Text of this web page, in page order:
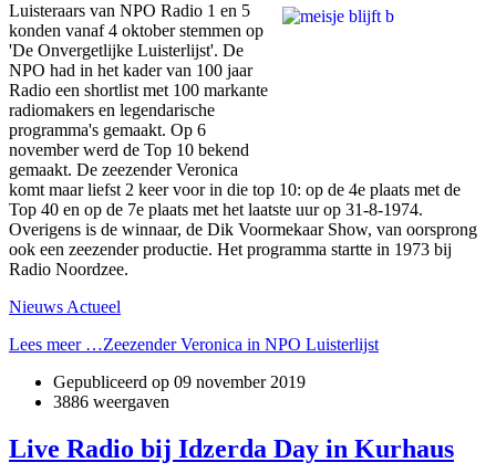
Luisteraars van NPO Radio 1 en 5
konden vanaf 4 oktober stemmen op
'De Onvergetlijke Luisterlijst'. De
NPO had in het kader van 100 jaar
Radio een shortlist met 100 markante
radiomakers en legendarische
programma's gemaakt. Op 6
november werd de Top 10 bekend
gemaakt. De zeezender Veronica
komt maar liefst 2 keer voor in die top 10: op de 4e plaats met de
Top 40 en op de 7e plaats met het laatste uur op 31-8-1974.
Overigens is de winnaar, de Dik Voormekaar Show, van oorsprong
ook een zeezender productie. Het programma startte in 1973 bij
Radio Noordzee.
Nieuws Actueel
Lees meer …Zeezender Veronica in NPO Luisterlijst
Gepubliceerd op 09 november 2019
3886 weergaven
Live Radio bij Idzerda Day in Kurhaus